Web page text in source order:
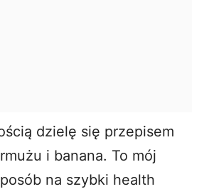
dzielę się przepisem
i banana. To mój
na szybki health